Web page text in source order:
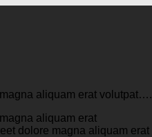
aliquam erat volutpat….
aliquam erat
dolore magna aliquam erat